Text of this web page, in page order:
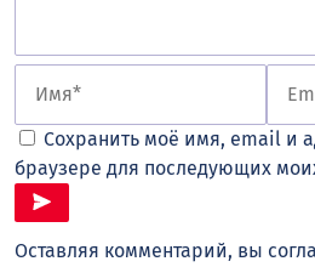
Сохранить моё имя, email и
браузере для последующих
Оставляя комментарий, вы